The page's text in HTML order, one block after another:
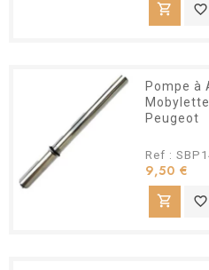
shopping_cart favorite_border
Pompe à
Peugeot
Ref :
9,50 €
shopping_cart favorite_border